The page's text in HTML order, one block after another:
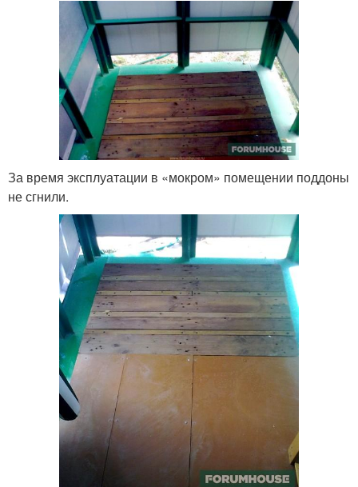
За время эксплуатации в «мокром» помещении поддоны
не сгнили.